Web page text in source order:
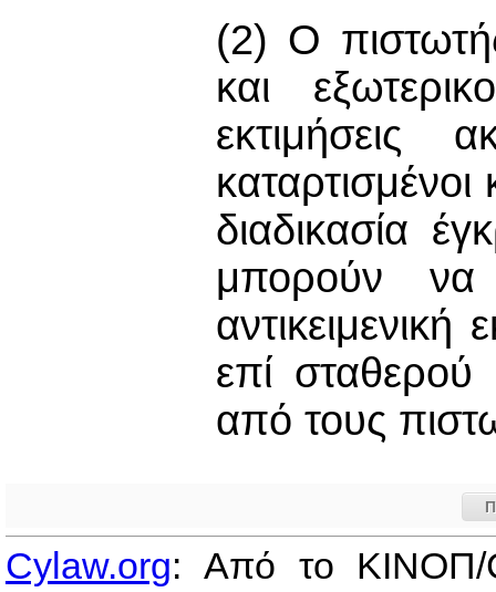
(2) Ο πιστωτής
και
εκτιμήσεις
διαδικασία
μπορούν να
επί σταθερού
από τους
Cylaw.org: Από το